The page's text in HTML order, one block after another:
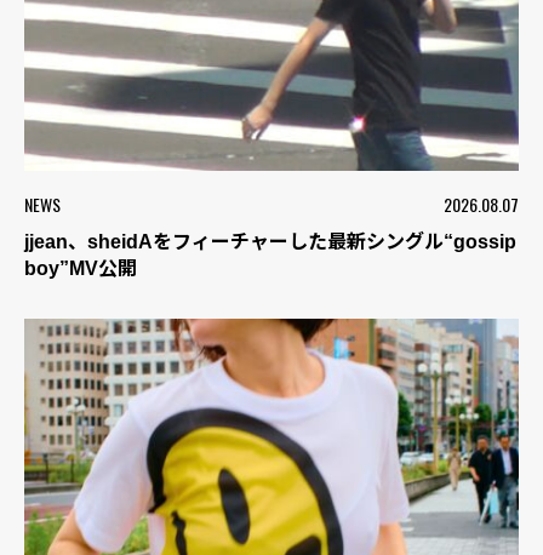
NEWS 2026.08.07
jjean、sheidAをフィーチャーした最新シングル“gossip
boy”MV公開